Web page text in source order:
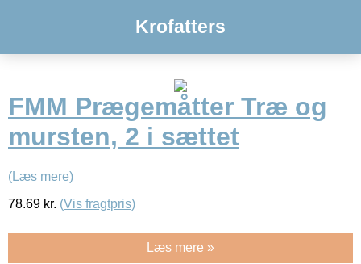
Krofatters
FMM Prægemåtter Træ og
mursten, 2 i sættet
(Læs mere)
78.69 kr. (Vis fragtpris)
Læs mere »